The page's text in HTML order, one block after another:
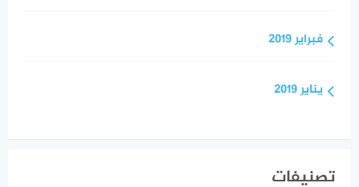
فبراير 2019
يناير 2019
تصنيفات